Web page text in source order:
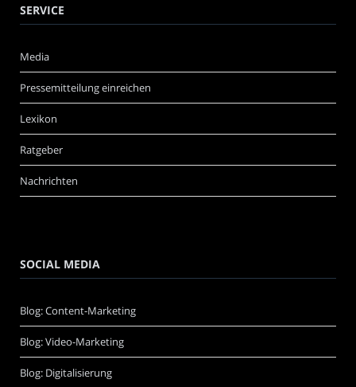
SERVICE
Media
Pressemitteilung einreichen
Lexikon
Ratgeber
Nachrichten
SOCIAL MEDIA
Blog: Content-Marketing
Blog: Video-Marketing
Blog: Digitalisierung